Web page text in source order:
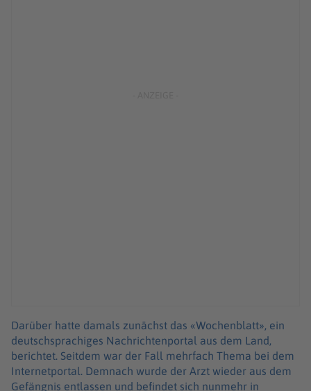
Darüber hatte damals zunächst das «Wochenblatt», ein
deutschsprachiges Nachrichtenportal aus dem Land,
berichtet. Seitdem war der Fall mehrfach Thema bei dem
Internetportal. Demnach wurde der Arzt wieder aus dem
Gefängnis entlassen und befindet sich nunmehr in